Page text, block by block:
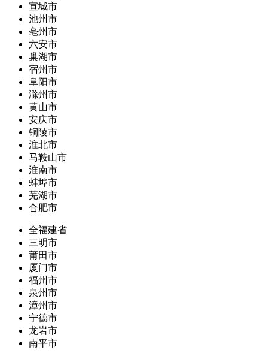
宣城市
池州市
亳州市
六安市
巢湖市
宿州市
阜阳市
滁州市
黄山市
安庆市
铜陵市
淮北市
马鞍山市
淮南市
蚌埠市
芜湖市
合肥市
全福建省
三明市
莆田市
厦门市
福州市
泉州市
漳州市
宁德市
龙岩市
南平市